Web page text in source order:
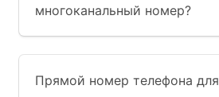
многоканальный номер?
Прямой номер телефона для